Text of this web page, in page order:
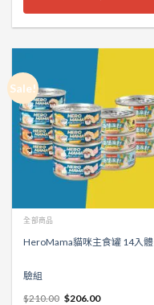
Sale!
全部商品
HeroMama貓咪主食罐 14入體
驗組
$210.00 $206.00